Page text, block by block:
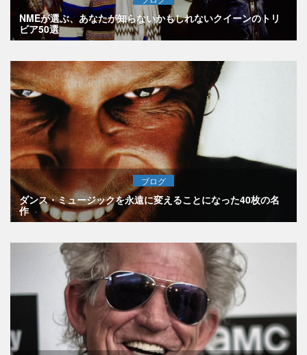
NMEが選ぶ、あなたが知らないかもしれないクイーンのトリ
ビア50選
ブログ
ダンス・ミュージックを永遠に変えることになった40枚の名
作